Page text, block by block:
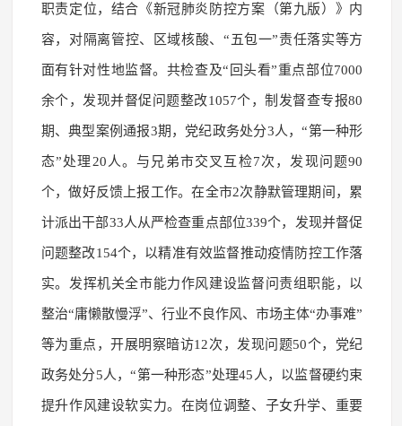
职责定位，结合《新冠肺炎防控方案（第九版）》内
容，对隔离管控、区域核酸、“五包一”责任落实等方
面有针对性地监督。共检查及“回头看”重点部位7000
余个，发现并督促问题整改1057个，制发督查专报80
期、典型案例通报3期，党纪政务处分3人，“第一种形
态”处理20人。与兄弟市交叉互检7次，发现问题90
个，做好反馈上报工作。在全市2次静默管理期间，累
计派出干部33人从严检查重点部位339个，发现并督促
问题整改154个，以精准有效监督推动疫情防控工作落
实。发挥机关全市能力作风建设监督问责组职能，以
整治“庸懒散慢浮”、行业不良作风、市场主体“办事难”
等为重点，开展明察暗访12次，发现问题50个，党纪
政务处分5人，“第一种形态”处理45人，以监督硬约束
提升作风建设软实力。在岗位调整、子女升学、重要